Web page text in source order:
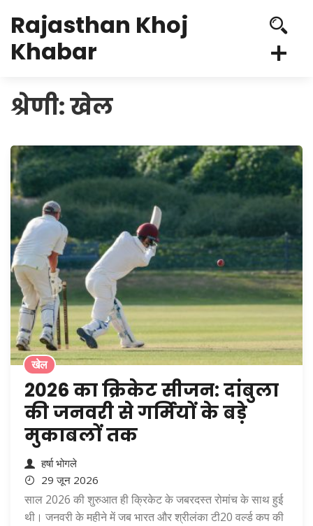
Rajasthan Khoj
Khabar
श्रेणी:खेल
खेल
2026 का क्रिकेट सीजन: दांबुला
की जनवरी से गर्मियों के बड़े
मुकाबलों तक
हर्षा भोगले
29 जून 2026
साल 2026 की शुरुआत ही क्रिकेट के जबरदस्त रोमांच के साथ हुई
थी। जनवरी के महीने में जब भारत और श्रीलंका टी20 वर्ल्ड कप की